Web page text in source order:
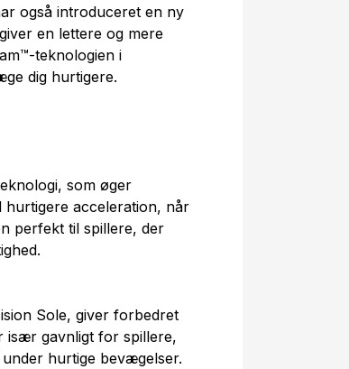
også introduceret en ny
en lettere og mere
teknologien i
dig hurtigere.
som øger
hurtigere acceleration, når
perfekt til spillere, der
Sole, giver forbedret
især gavnligt for spillere,
hurtige bevægelser.